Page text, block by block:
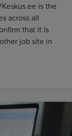
is the
across all
that it is
job site in